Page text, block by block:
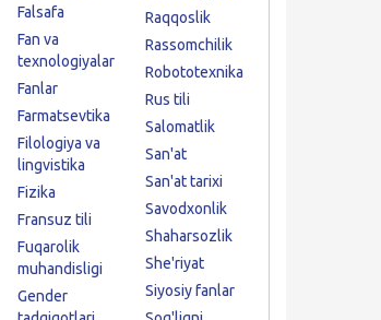
Falsafa
Fan va
texnologiyalar
Fanlar
Farmatsevtika
Filologiya va
lingvistika
Fizika
Fransuz tili
Fuqarolik
muhandisligi
Gender
Raqqoslik
Rassomchilik
Robototexnika
Rus tili
Salomatlik
San'at
San'at tarixi
Savodxonlik
Shaharsozlik
She'riyat
Siyosiy fanlar